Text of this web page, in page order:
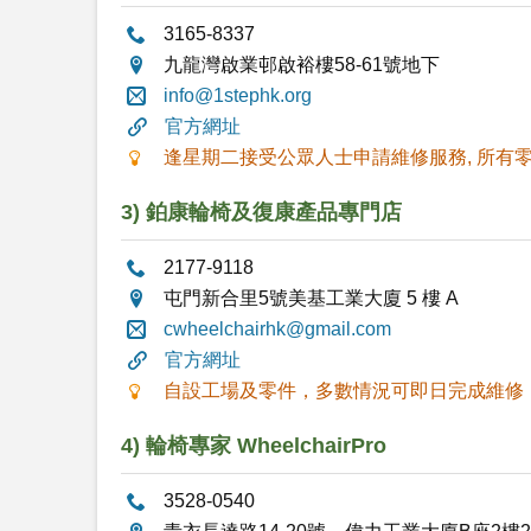
3165-8337
九龍灣啟業邨啟裕樓58-61號地下
info@1stephk.org
官方網址
逢星期二接受公眾人士申請維修服務, 所有
3) 鉑康輪椅及復康產品專門店
2177-9118
屯門新合里5號美基工業大廈 5 樓 A
cwheelchairhk@gmail.com
官方網址
自設工場及零件，多數情況可即日完成維修
4) 輪椅專家 WheelchairPro
3528-0540